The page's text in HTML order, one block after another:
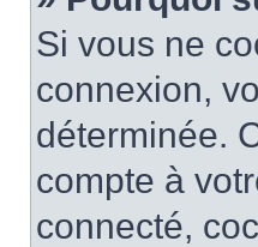
Si vous ne
connexion,
déterminée.
compte à
connecté,